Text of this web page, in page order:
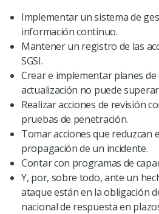
Implementar un sistema de
información continuo.
Mantener un registro de las
SGSI.
Crear e implementar planes
actualización no puede
Realizar acciones de revisión
pruebas de penetración.
Tomar acciones que reduzcan
propagación de un incidente.
Contar con programas de
Y, por, sobre todo, ante un
ataque están en la obligación
nacional de respuesta en